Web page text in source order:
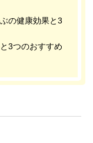
の健康効果と3
3つのおすすめ